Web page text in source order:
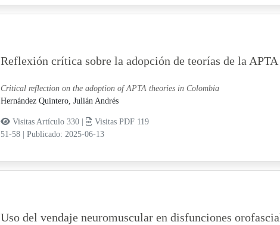
Reflexión crítica sobre la adopción de teorías de la
Critical reflection on the adoption of APTA theories in Colombia
Hernández Quintero, Julián Andrés
Visitas Artículo 330 |
Visitas PDF 119
51-58
Publicado: 2025-06-13
Uso del vendaje neuromuscular en disfunciones